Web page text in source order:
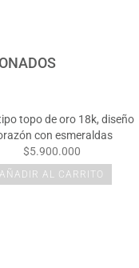
topo de oro 18k, diseño
con esmeraldas
$5.900.000
AÑADIR AL CARRITO